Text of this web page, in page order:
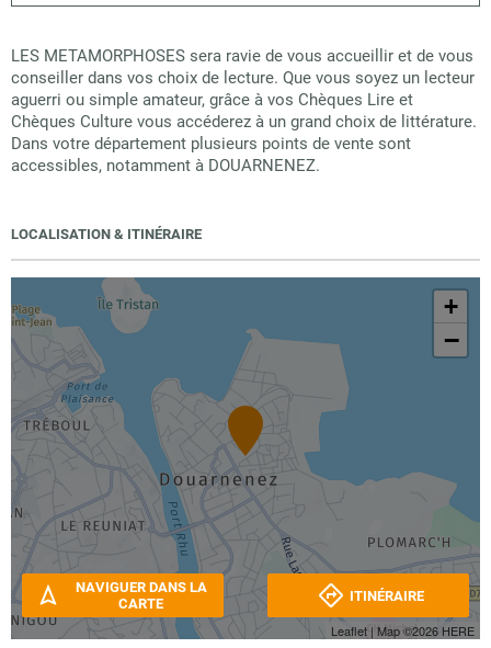
LES METAMORPHOSES sera ravie de vous accueillir et de vous
conseiller dans vos choix de lecture. Que vous soyez un lecteur
aguerri ou simple amateur, grâce à vos Chèques Lire et
Chèques Culture vous accéderez à un grand choix de littérature.
Dans votre département plusieurs points de vente sont
accessibles, notamment à DOUARNENEZ.
LOCALISATION & ITINÉRAIRE
+
−
Leaflet | Map ©2026 HERE
NAVIGUER DANS LA
CARTE
ITINÉRAIRE